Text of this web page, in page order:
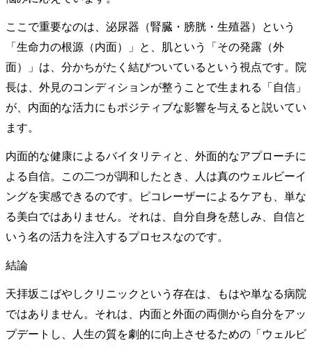
ここで重要なのは、泌尿器（腎臓・膀胱・生殖器）という
「生命力の根源（内面）」と、肌という「その発露（外
面）」は、分かちがたく結びついているという視点です。院
長は、外見のコンディションが整うことで生まれる「自信」
が、内面的な活力にもポジティブな影響を与えると説いてい
ます。
内面的な健康によるバイタリティと、外面的なアプローチに
よる自信。この二つが調和したとき、人は真のウェルビーイ
ングを実感できるのです。ピコレーザーによるケアも、単な
る美白ではありません。それは、自分自身を慈しみ、自信と
いう名の活力を注入するプロセスなのです。
結論
天拝坂こばやしクリニックという存在は、もはや単なる病院
ではありません。それは、内面と外面の両側から自分をアッ
プデートし、人生の質を劇的に向上させるための「ウェルビ